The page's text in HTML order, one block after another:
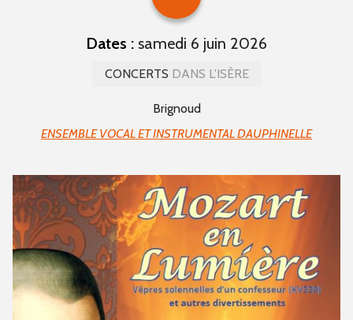
Dates : samedi 6 juin 2026
CONCERTS DANS L'ISÈRE
Brignoud
ENSEMBLE VOCAL ET INSTRUMENTAL DAUPHINELLE